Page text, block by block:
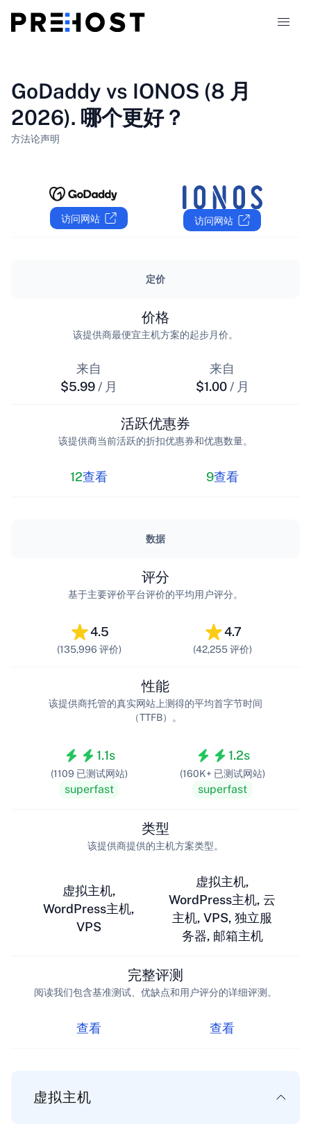
对比
GoDaddy vs IONOS (8 月
2026). 哪个更好？
方法论声明
访问网站 访问网站
定价
来自
$5.99 / 月
价格
该提供商最便宜主机方案的起步月价。
来自
$1.00 / 月
12查看
活跃优惠券
该提供商当前活跃的折扣优惠券和优惠数量。
9查看
数据
4.5
(135,996 评价)
评分
基于主要评价平台评价的平均用户评分。
4.7
(42,255 评价)
1.1s
(1109 已测试网站)
superfast
性能
该提供商托管的真实网站上测得的平均首字节时间
（TTFB）。
1.2s
(160K+ 已测试网站)
superfast
虚拟主机,
WordPress主机,
VPS
类型
该提供商提供的主机方案类型。
虚拟主机,
WordPress主机, 云
主机, VPS, 独立服
务器, 邮箱主机
查看
完整评测
阅读我们包含基准测试、优缺点和用户评分的详细评测。
查看
虚拟主机